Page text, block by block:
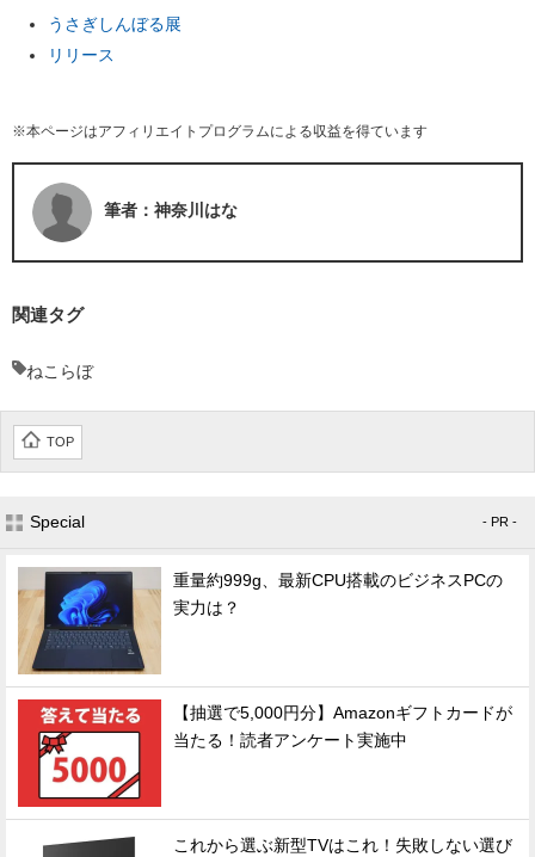
うさぎしんぼる展
リリース
※本ページはアフィリエイトプログラムによる収益を得ています
筆者：神奈川はな
関連タグ
ねこらぼ
TOP
Special - PR -
重量約999g、最新CPU搭載のビジネスPCの
実力は？
【抽選で5,000円分】Amazonギフトカードが
当たる！読者アンケート実施中
これから選ぶ新型TVはこれ！失敗しない選び